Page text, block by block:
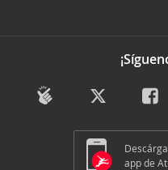
app de